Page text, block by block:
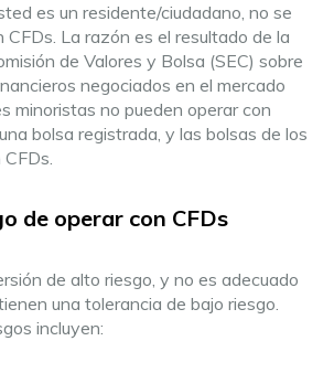
es un residente/ciudadano, no se
CFDs. La razón es el resultado de la
de Valores y Bolsa (SEC) sobre
negociados en el mercado
minoristas no pueden operar con
bolsa registrada, y las bolsas de los
de operar con CFDs
de alto riesgo, y no es adecuado
una tolerancia de bajo riesgo.
incluyen: